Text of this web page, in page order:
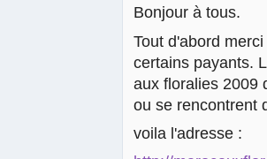
Bonjour à tous.
Tout d'abord
certains payants.
aux floralies 2009
ou se rencontrent
voila l'adresse :